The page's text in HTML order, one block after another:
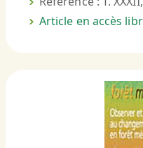
Article en accès